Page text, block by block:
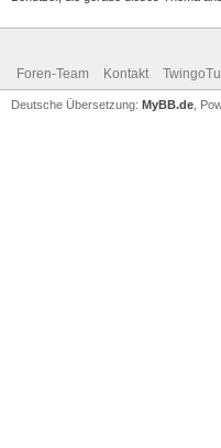
Foren-Team Kontakt
Deutsche Übersetzung: MyBB.de ,